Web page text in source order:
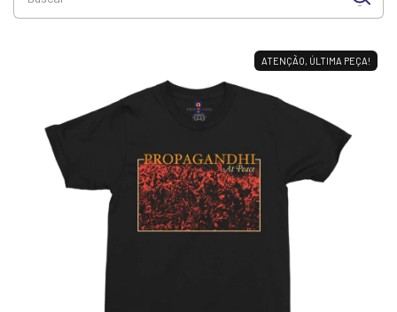
ATENÇÃO, ÚLTIMA PEÇA!